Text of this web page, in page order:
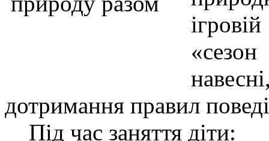
дотримання правил
Під час заняття діти: